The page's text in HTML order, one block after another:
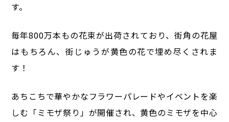
す。
毎年800万本もの花束が出荷されており、街角の花屋
はもちろん、街じゅうが黄色の花で埋め尽くされま
す！
あちこちで華やかなフラワーパレードやイベントを楽
しむ「ミモザ祭り」が開催され、黄色のミモザを中心